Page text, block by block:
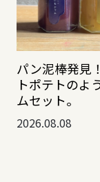
パン泥棒発見
トポテトのよ
ムセット。
2026.08.08